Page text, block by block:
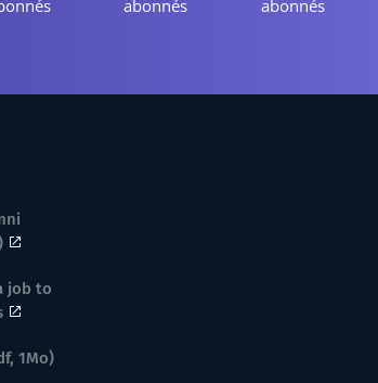
abonnés abonnés
job to
1Mo)